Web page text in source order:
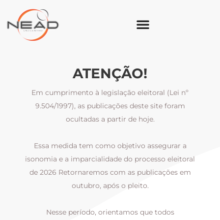
ATENÇÃO!
Em cumprimento à legislação eleitoral (Lei nº
9.504/1997), as publicações deste site foram
ocultadas a partir de hoje.
Essa medida tem como objetivo assegurar a
isonomia e a imparcialidade do processo eleitoral
de 2026 Retornaremos com as publicações em
outubro, após o pleito.
Nesse período, orientamos que todos